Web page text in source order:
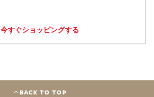
今すぐショッピングする
BACK TO TOP